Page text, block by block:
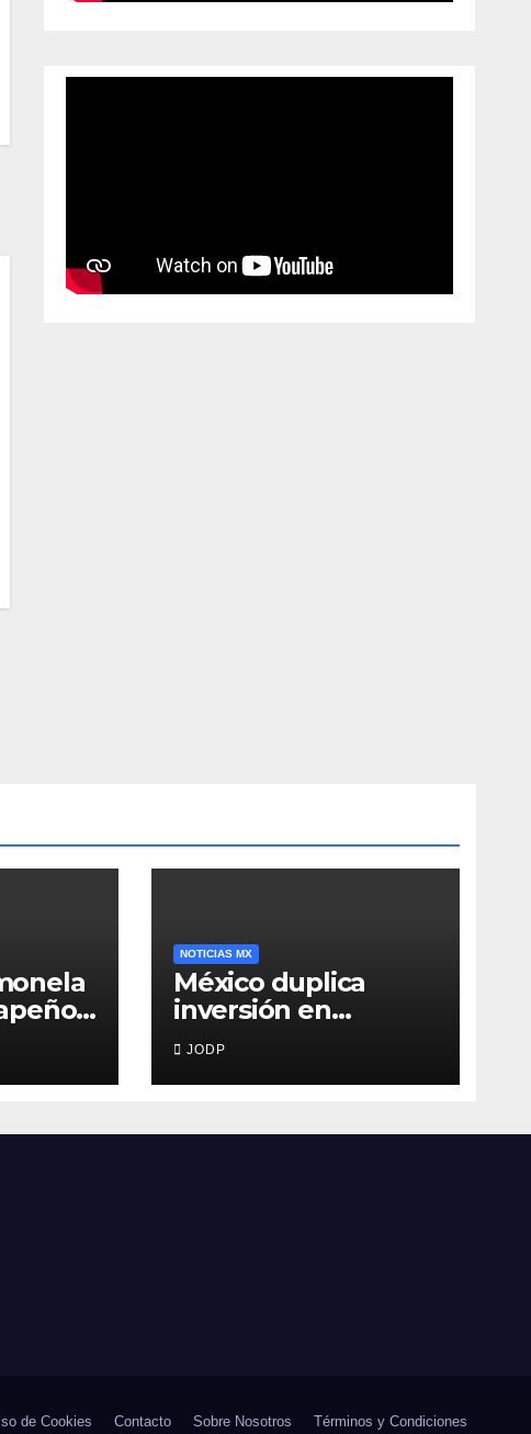
345
NOTICIAS MX
México duplica
inversión en
primera infancia,
pero solo destina
2.53% del gasto
JODP
de Cookies Contacto Sobre Nosotros Términos y Condiciones